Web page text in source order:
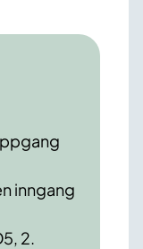
inngang
2.